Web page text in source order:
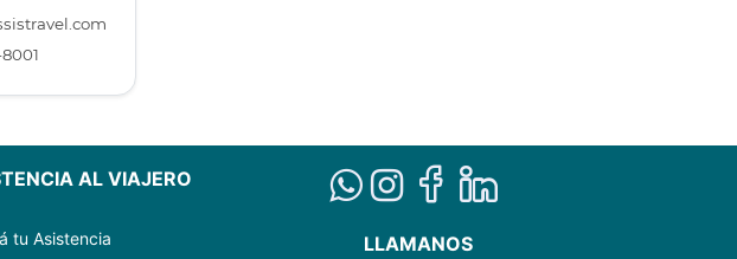
AL VIAJERO
tu Asistencia
LLAMANOS